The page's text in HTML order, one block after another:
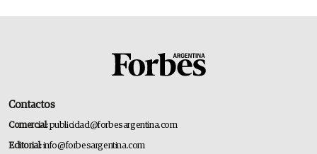
Contactos
Comercial:publicidad@forbesargentina.com
Editorial:info@forbesargentina.com